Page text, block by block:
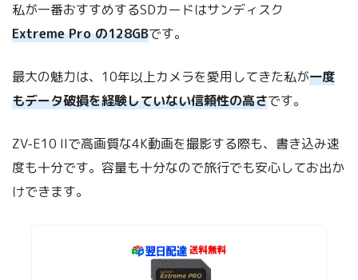
私が一番おすすめするSDカードはサンディスク
Extreme Pro の128GBです。
最大の魅力は、10年以上カメラを愛用してきた私が一度
もデータ破損を経験していない信頼性の高さです。
ZV-E10 IIで高画質な4K動画を撮影する際も、書き込み速
度も十分です。容量も十分なので旅行でも安心してお出か
けできます。